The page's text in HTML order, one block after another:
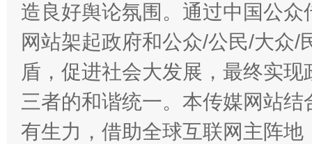
造良好舆论氛围。通过中国公
网站架起政府和公众/公民/大众
盾，促进社会大发展，最终实
三者的和谐统一。本传媒网站
有生力，借助全球互联网主阵